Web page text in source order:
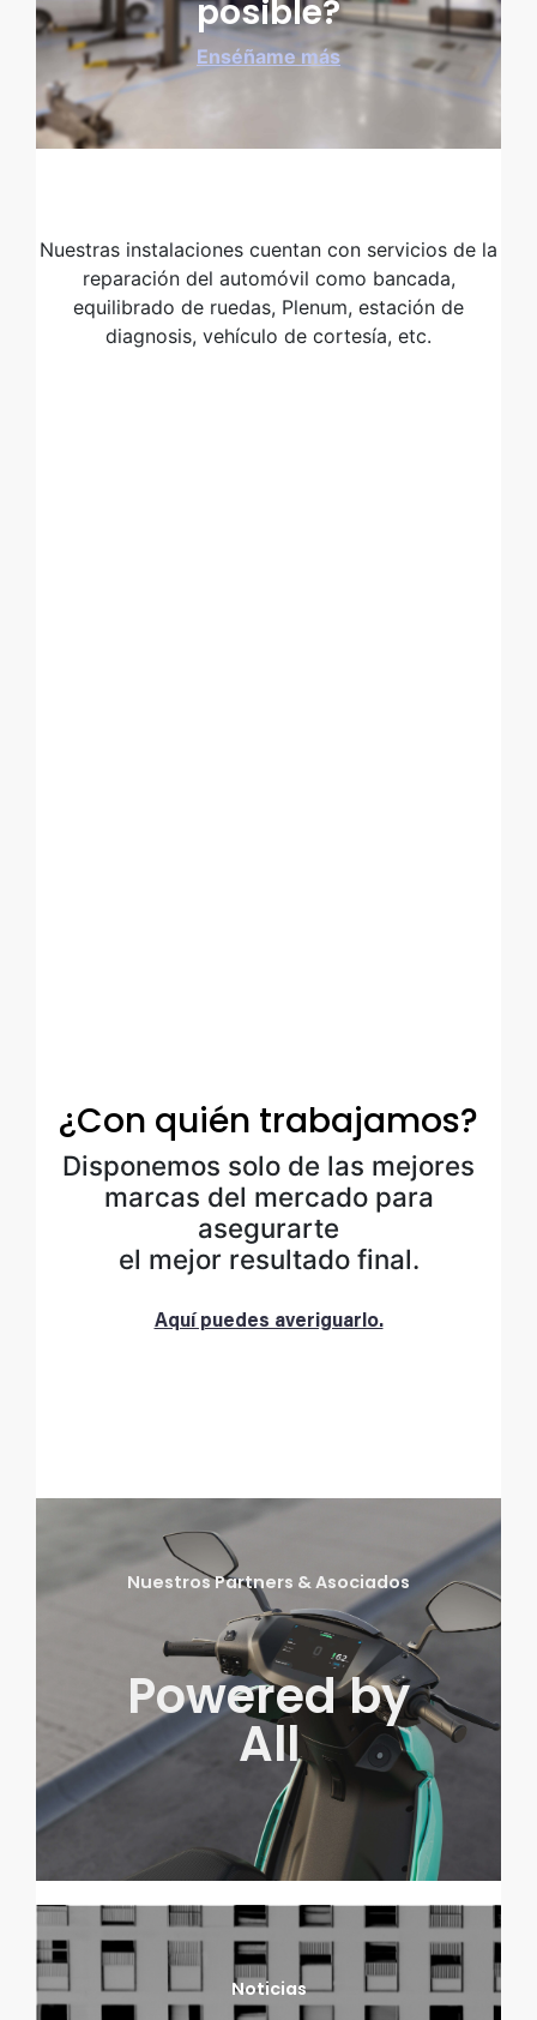
posible?
Enséñame más
Nuestras instalaciones cuentan con servicios de la
reparación del automóvil como bancada,
equilibrado de ruedas, Plenum, estación de
diagnosis, vehículo de cortesía, etc.
¿Con quién trabajamos?
Disponemos solo de las mejores
marcas del mercado para
asegurarte
el mejor resultado final.
Aquí puedes averiguarlo.
Nuestros Partners & Asociados
Powered by
All
Noticias